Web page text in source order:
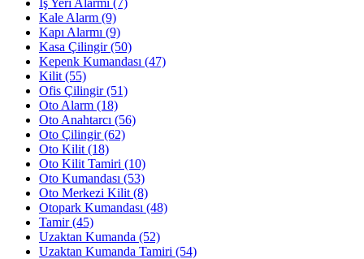
Kale Alarm (9)
Kapı Alarmı (9)
Kasa Çilingir(50)
Kepenk Kumandası (47)
Kilit (55)
Ofis Çilingir(51)
Oto Alarm (18)
Oto Anahtarcı (56)
Oto Çilingir(62)
Oto Kilit (18)
Oto Kilit Tamiri (10)
Oto Kumandası (53)
Oto Merkezi Kilit (8)
Otopark Kumandası (48)
Tamir(45)
Uzaktan Kumanda (52)
Uzaktan Kumanda Tamiri (54)